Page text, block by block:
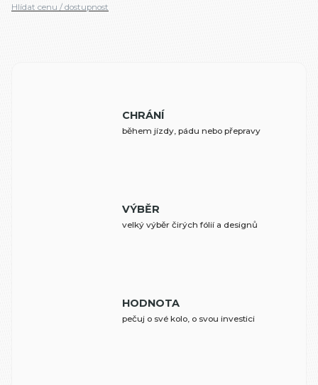
Hlídat cenu / dostupnost
CHRÁNÍ
během jízdy, pádu nebo přepravy
VÝBĚR
velký výběr čirých fólií a designů
HODNOTA
pečuj o své kolo, o svou investici